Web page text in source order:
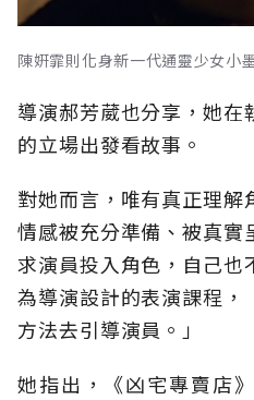
陳姸霏則化身新一代通靈少女小
導演郝芳葳也分享，她
的立場出發看故事。
對她而言，唯有真正理
情感被充分準備、被真實
求演員投入角色，自己也
為導演設計的表演課程，
方法去引導演員。」
她指出，《凶宅專賣店